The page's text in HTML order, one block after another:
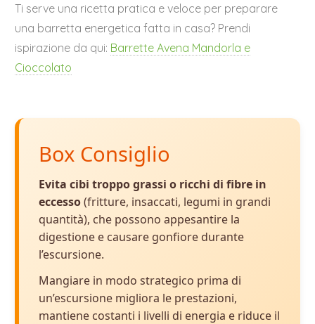
Ti serve una ricetta pratica e veloce per preparare
una barretta energetica fatta in casa? Prendi
ispirazione da qui: Barrette Avena Mandorla e
Cioccolato
Box Consiglio
Evita cibi troppo grassi o ricchi di fibre in
eccesso(fritture, insaccati, legumi in grandi
quantità), che possono appesantire la
digestione e causare gonfiore durante
l’escursione.
Mangiare in modo strategico prima di
un’escursione migliora le prestazioni,
mantiene costanti i livelli di energia e riduce il